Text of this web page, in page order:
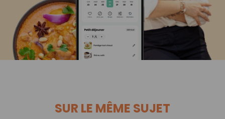
SUR LE MÊME SUJET